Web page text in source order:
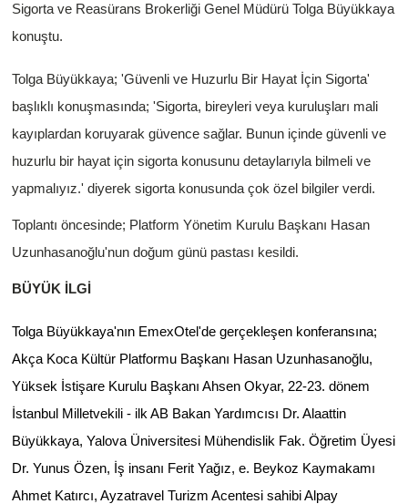
Sigorta ve Reasürans Brokerliği Genel Müdürü Tolga Büyükkaya
konuştu.
Tolga Büyükkaya; 'Güvenli ve Huzurlu Bir Hayat İçin Sigorta'
başlıklı konuşmasında; 'Sigorta, bireyleri veya kuruluşları mali
kayıplardan koruyarak güvence sağlar. Bunun içinde güvenli ve
huzurlu bir hayat için sigorta konusunu detaylarıyla bilmeli ve
yapmalıyız.' diyerek sigorta konusunda çok özel bilgiler verdi.
Toplantı öncesinde; Platform Yönetim Kurulu Başkanı Hasan
Uzunhasanoğlu'nun doğum günü pastası kesildi.
BÜYÜK İLGİ
Tolga Büyükkaya'nın EmexOtel'de gerçekleşen konferansına;
Akça Koca Kültür PlatformuBaşkanı Hasan Uzunhasanoğlu,
Yüksek İstişare Kurulu Başkanı Ahsen Okyar, 22-23. dönem
İstanbul Milletvekili - ilk AB Bakan Yardımcısı Dr. Alaattin
Büyükkaya, Yalova Üniversitesi Mühendislik Fak. Öğretim Üyesi
Dr. Yunus Özen, İş insanı Ferit Yağız, e. Beykoz Kaymakamı
Ahmet Katırcı, Ayzatravel Turizm Acentesi sahibi Alpay